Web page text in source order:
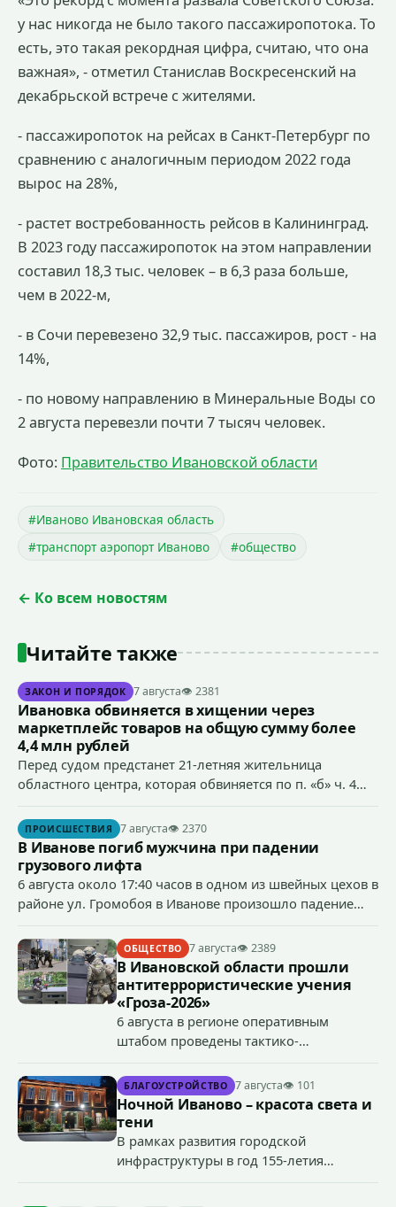
у нас никогда не было такого пассажиропотока. То
есть, это такая рекордная цифра, считаю, что она
важная», - отметил Станислав Воскресенский на
декабрьской встрече с жителями.
- пассажиропоток на рейсах в Санкт-Петербург по
сравнению с аналогичным периодом 2022 года
вырос на 28%,
- растет востребованность рейсов в Калининград.
В 2023 году пассажиропоток на этом направлении
составил 18,3 тыс. человек – в 6,3 раза больше,
чем в 2022-м,
- в Сочи перевезено 32,9 тыс. пассажиров, рост - на
14%,
- по новому направлению в Минеральные Воды со
2 августа перевезли почти 7 тысяч человек.
Фото: Правительство Ивановской области
#Иваново Ивановская область
#транспорт аэропорт Иваново
#общество
← Ко всем новостям
Читайте также
ЗАКОН И ПОРЯДОК 7 августа👁 2381
Ивановка обвиняется в хищении через
маркетплейс товаров на общую сумму более
4,4 млн рублей
Перед судом предстанет 21-летняя жительница
областного центра, которая обвиняется по п. «б» ч. 4
сумму более 4,4 млн рублей через маркетплейс.
ПРОИСШЕСТВИЯ 7 августа👁 2370
В Иванове погиб мужчина при падении
грузового лифта
6 августа около 17:40 часов в одном из швейных цехов в
районе ул. Громобоя в Иванове произошло падение
ОБЩЕСТВО 7 августа👁 2389
В Ивановской области прошли
антитеррористические учения
«Гроза-2026»
6 августа в регионе оперативным
штабом проведены тактико-
террористического акта на объекте
органов государственной власти.
«Гроза-2026».
БЛАГОУСТРОЙСТВО 7 августа👁 101
Ночной Иваново – красота света и
тени
В рамках развития городской
инфраструктуры в год 155-летия